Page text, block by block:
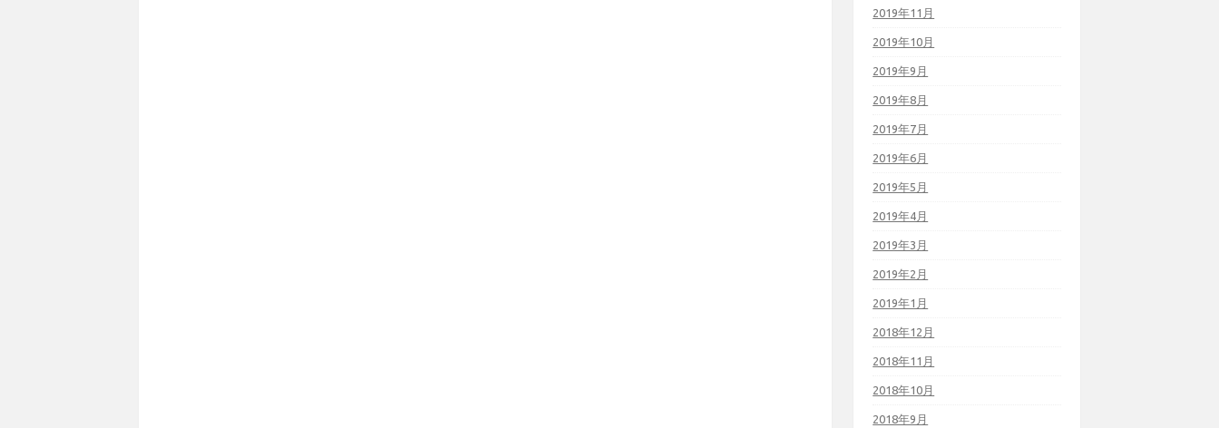
2019年11月
2019年10月
2019年9月
2019年8月
2019年7月
2019年6月
2019年5月
2019年4月
2019年3月
2019年2月
2019年1月
2018年12月
2018年11月
2018年10月
2018年9月